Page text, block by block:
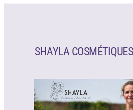
SHAYLA